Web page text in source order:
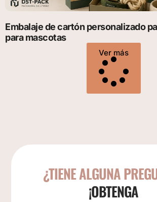
Embalaje de cartón personalizado
para mascotas
Ver más
¿TIENE ALGUNA
¡OBTENGA